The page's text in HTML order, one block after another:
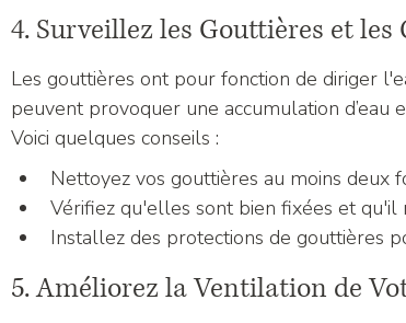
4. Surveillez les Gouttières et les
Les gouttières ont pour fonction de diriger
peuvent provoquer une accumulation d’eau
Voici quelques conseils :
Nettoyez vos gouttières au moins deux
Vérifiez qu'elles sont bien fixées et qu'il
Installez des protections de gouttières
5. Améliorez la Ventilation de